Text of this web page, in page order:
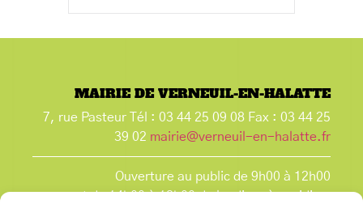
MAIRIE DE VERNEUIL-EN-HALATTE
7, rue Pasteur Tél : 03 44 25 09 08 Fax : 03 44 25
39 02 mairie@verneuil-en-halatte.fr
Ouverture au public de 9h00 à 12h00
et de 14h00 à 18h00 du lundi après-midi au